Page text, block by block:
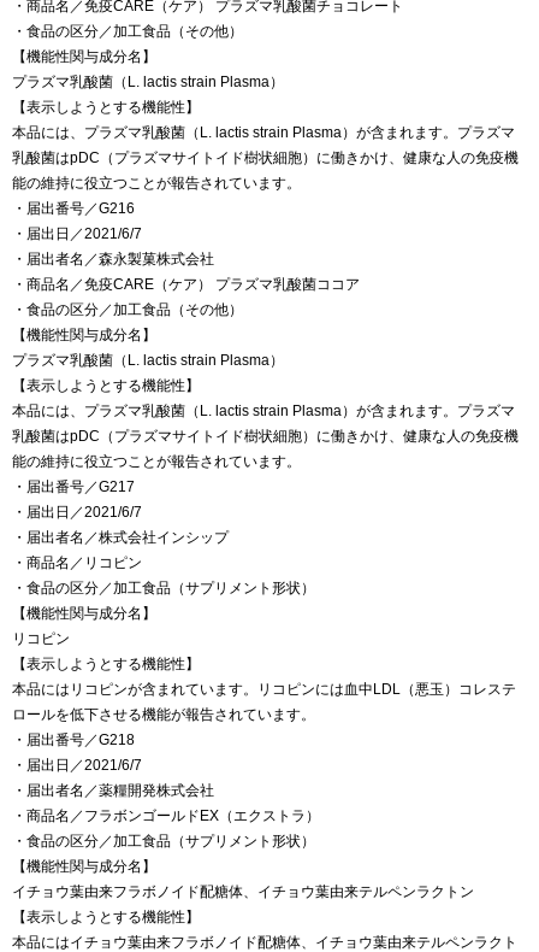
・商品名／免疫CARE（ケア） プラズマ乳酸菌チョコレート
・食品の区分／加工食品（その他）
【機能性関与成分名】
プラズマ乳酸菌（L. lactis strain Plasma）
【表示しようとする機能性】
本品には、プラズマ乳酸菌（L. lactis strain Plasma）が含まれます。プラズマ
乳酸菌はpDC（プラズマサイトイド樹状細胞）に働きかけ、健康な人の免疫機
能の維持に役立つことが報告されています。
・届出番号／G216
・届出日／2021/6/7
・届出者名／森永製菓株式会社
・商品名／免疫CARE（ケア） プラズマ乳酸菌ココア
・食品の区分／加工食品（その他）
【機能性関与成分名】
プラズマ乳酸菌（L. lactis strain Plasma）
【表示しようとする機能性】
本品には、プラズマ乳酸菌（L. lactis strain Plasma）が含まれます。プラズマ
乳酸菌はpDC（プラズマサイトイド樹状細胞）に働きかけ、健康な人の免疫機
能の維持に役立つことが報告されています。
・届出番号／G217
・届出日／2021/6/7
・届出者名／株式会社インシップ
・商品名／リコピン
・食品の区分／加工食品（サプリメント形状）
【機能性関与成分名】
リコピン
【表示しようとする機能性】
本品にはリコピンが含まれています。リコピンには血中LDL（悪玉）コレステ
ロールを低下させる機能が報告されています。
・届出番号／G218
・届出日／2021/6/7
・届出者名／薬糧開発株式会社
・商品名／フラボンゴールドEX（エクストラ）
・食品の区分／加工食品（サプリメント形状）
【機能性関与成分名】
イチョウ葉由来フラボノイド配糖体、イチョウ葉由来テルペンラクトン
【表示しようとする機能性】
本品にはイチョウ葉由来フラボノイド配糖体、イチョウ葉由来テルペンラクト